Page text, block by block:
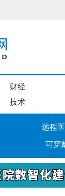
财经
技术
远程
可穿